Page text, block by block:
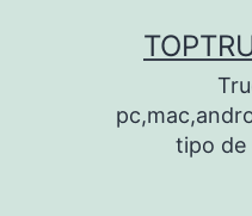
tipo de